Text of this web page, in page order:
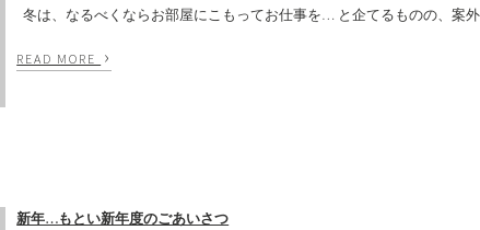
冬は、なるべくならお部屋にこもってお仕事を… と企てるものの、案
READ MORE ›
新年…もとい新年度のごあいさつ